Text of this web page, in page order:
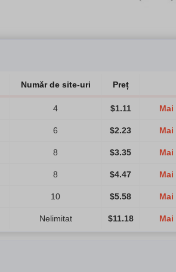
Număr de site-uri Preț
4 $1.11
6 $2.23
8 $3.35
8 $4.47
10 $5.58
Nelimitat $11.18